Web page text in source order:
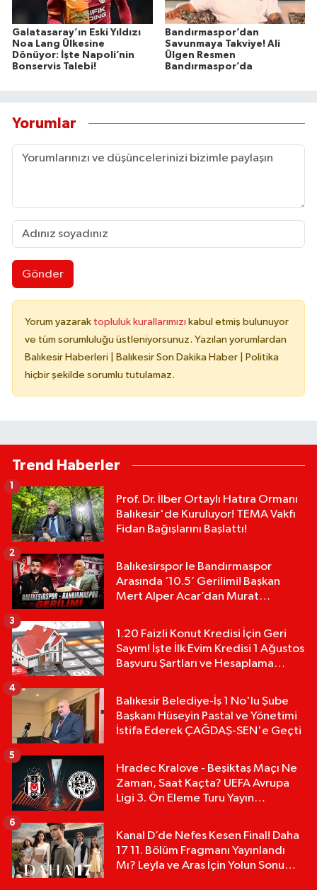
Galatasaray’ın Eski Yıldızı
Noa Lang Ülkesine
Dönüyor: İşte Napoli’nin
Bonservis Talebi!
Bandırmaspor’dan
Savunmaya Takviye! Ali
Ülgen Resmen
Bandırmaspor’da
Yorumlar
Gönder
Yorum yazarak topluluk kurallarımızı kabul etmiş bulunuyor
ve tüm sorumluluğu üstleniyorsunuz. Yazılan yorumlardan
Balıkesir Haberleri | Balıkesir Son Dakika Haber | Politika
hiçbir şekilde sorumlu tutulamaz.
Trend Haberler
Prof. Dr. İlber Ortaylı Hatıra Ormanı
Balıkesir'de Kuruluyor! TEMA Vakfı
Fidan Bağışlarını Başlattı!
Balıkesirspor le Bandırmaspor
Arasında ‘10.5’ Gerilimi! Başkan
Mert Alper Acar’dan Murat
2
1.20 Faizli Konut Kredisi İçin Geri
Sayım! İşte İlk Evim Kredisi 1 Ağustos
Başvuru Şartları ve Hesaplama
3
Balıkesir Belediye-İş 1 No'lu Şube
Başkanı Hüseyin Pastal ve Yönetimi
İstifa Ederek ÇAĞDAŞ-SEN'e Geçti
4
Hradec Kralove - Beşiktaş Maçı Ne
Zaman, Saat Kaçta? UEFA Avrupa
Ligi 3. Ön Eleme Turu Yayın
5
Kanal D’de Nefes Kesen Final! Daha
17 11. Bölüm Fragmanı Yayınlandı
Mı? Leyla ve Aras İçin Yolun Sonu
6